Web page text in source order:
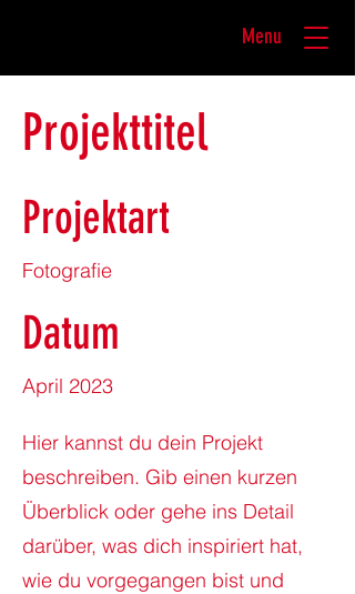
Menu
Projekttitel
Projektart
Fotografie
Datum
April 2023
Hier kannst du dein Projekt
beschreiben. Gib einen kurzen
Überblick oder gehe ins Detail
darüber, was dich inspiriert hat,
wie du vorgegangen bist und